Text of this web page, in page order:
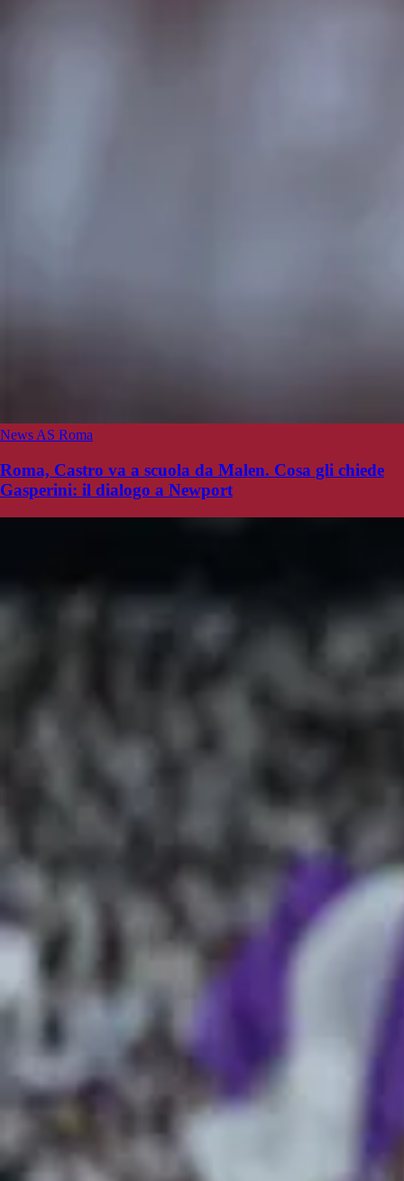
News AS Roma
Roma, Castro va a scuola da Malen. Cosa gli chiede
Gasperini: il dialogo a Newport